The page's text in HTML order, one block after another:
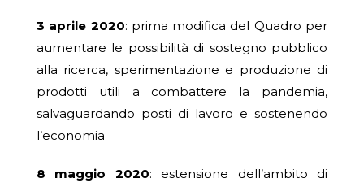
3 aprile 2020: prima modifica del Quadro per
aumentare le possibilità di sostegno pubblico
alla ricerca, sperimentazione e produzione di
prodotti utili a combattere la pandemia,
salvaguardando posti di lavoro e sostenendo
l’economia
8 maggio 2020: estensione dell’ambito di